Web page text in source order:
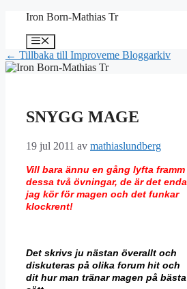
Hoppa
innehåll
Iron Born-Mathias Tr
Meny
← Tillbaka till Improveme Bloggarkiv
SNYGG MAGE
19 jul 2011 av mathiaslundberg
Vill bara ännu en gång lyfta framm
dessa två övningar, de är det enda
jag kör för magen och det funkar
klockrent!
Det skrivs ju nästan överallt och
diskuteras på olika forum hit och
dit hur man tränar magen på bästa